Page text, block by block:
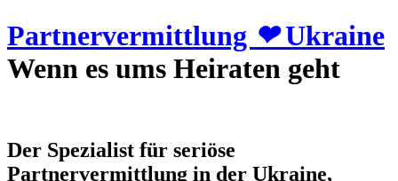
Partnervermittlung ❤Ukraine
Wenn es ums Heiraten geht
Der Spezialist für seriöse
Partnervermittlung in der Ukraine,